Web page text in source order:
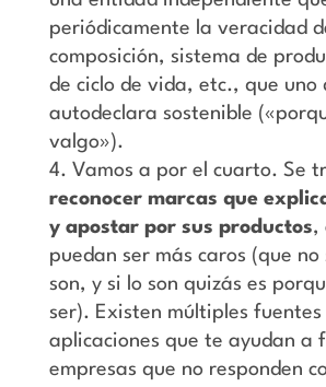
periódicamente la veracidad
composición, sistema de
de ciclo de vida, etc., que uno
autodeclara sostenible
valgo»).
Vamos a por el cuarto. Se
reconocer marcas que
y apostar por sus productos,
puedan ser más caros (que no
son, y si lo son quizás es
ser). Existen múltiples fuentes
aplicaciones que te ayudan a
empresas que no responden